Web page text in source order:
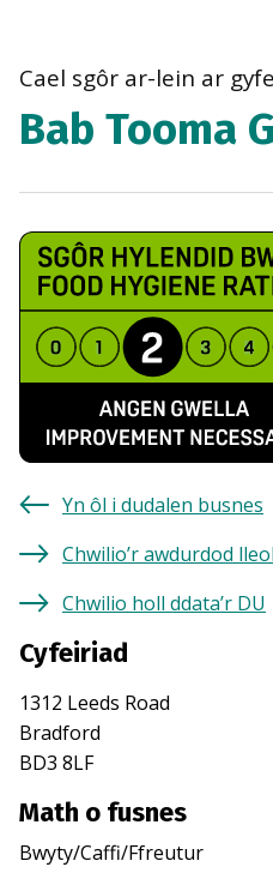
Cael sgôr ar-lein ar
Bab Tooma
Yn ôl i dudalen busnes
Chwilio’r awdurdod
Chwilio holl ddata’r DU
Cyfeiriad
1312 Leeds Road
Bradford
BD3 8LF
Math o fusnes
Bwyty/Caffi/Ffreutur